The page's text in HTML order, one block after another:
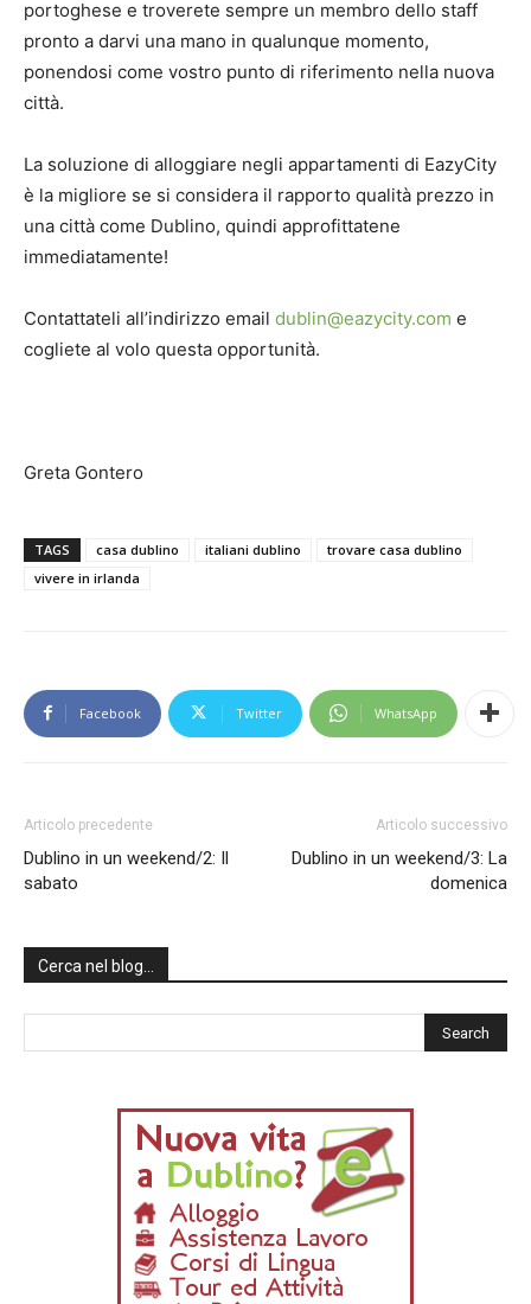
portoghese e troverete sempre un membro dello staff
pronto a darvi una mano in qualunque momento,
ponendosi come vostro punto di riferimento nella nuova
città.
La soluzione di alloggiare negli appartamenti di EazyCity
è la migliore se si considera il rapporto qualità prezzo in
una città come Dublino, quindi approfittatene
immediatamente!
Contattateli all’indirizzo email dublin@eazycity.com e
cogliete al volo questa opportunità.
Greta Gontero
TAGS casa dublino italiani dublino
trovare casa dublino
vivere in irlanda
Facebook Twitter WhatsApp
Articolo precedente
Dublino in un weekend/2: Il
sabato
Articolo successivo
Dublino in un weekend/3: La
domenica
Cerca nel blog…